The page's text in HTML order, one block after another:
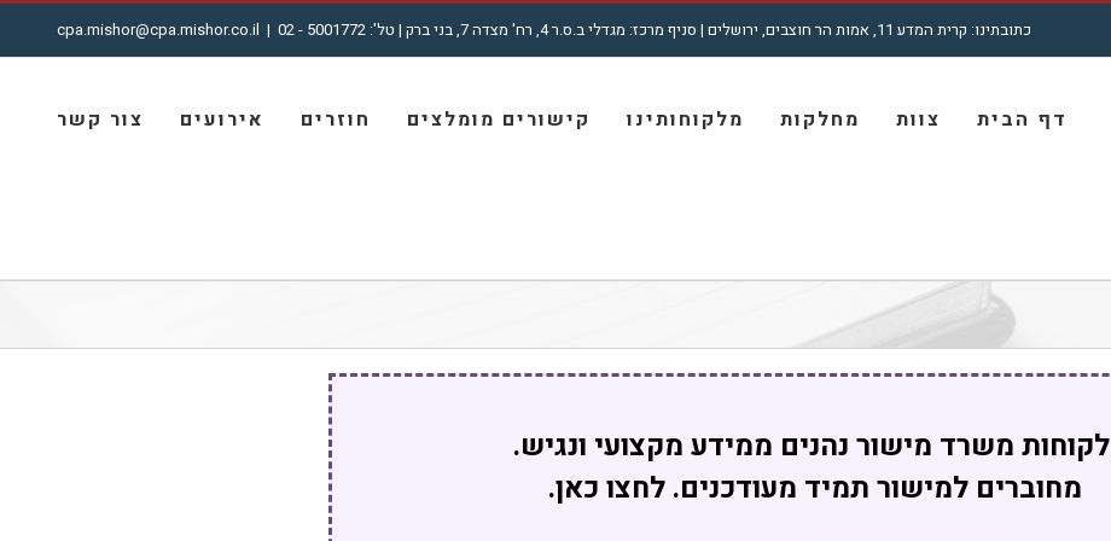
כתובתינו: קרית המדע 11, אמות הר חוצבים, ירושלים | סניף מרכז: מגדלי ב.ס.ר 4, רח' מצדה 7, בני ברק | טל': 5001772 - 02 |
cpa.mishor@cpa.mishor.co.il
חיפוש...
דף הבית צוות מחלקות מלקוחותינו קישורים מומלצים חוזרים אירועים צור קשר
לקוחות משרד מישור נהנים ממידע מקצועי ונגיש.
מחוברים למישור תמיד מעודכנים. לחצו כאן.